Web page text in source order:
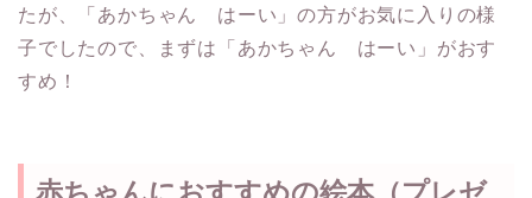
たが、「あかちゃん はーい」の方がお気に入りの様
子でしたので、まずは「あかちゃん はーい」がおす
すめ！
赤ちゃんにおすすめの絵本（プレゼ